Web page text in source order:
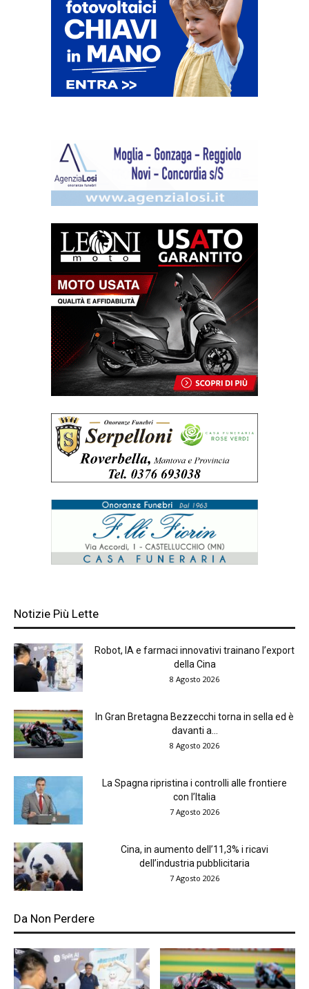
Notizie Più Lette
Robot, IA e farmaci innovativi trainano l’export
della Cina
8 Agosto 2026
In Gran Bretagna Bezzecchi torna in sella ed è
davanti a...
8 Agosto 2026
La Spagna ripristina i controlli alle frontiere
con l’Italia
7 Agosto 2026
Cina, in aumento dell’11,3% i ricavi
dell’industria pubblicitaria
7 Agosto 2026
Da Non Perdere